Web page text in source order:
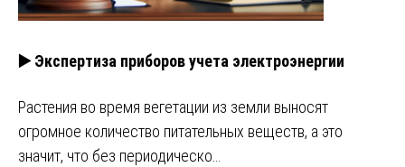
▶️ Экспертиза приборов учета электроэнергии
Растения во время вегетации из земли выносят
огромное количество питательных веществ, а это
значит, что без периодическо…